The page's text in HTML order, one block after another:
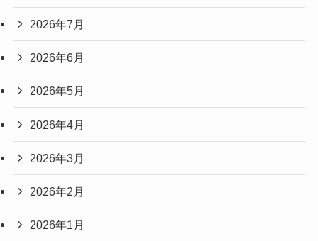
2026年7月
2026年6月
2026年5月
2026年4月
2026年3月
2026年2月
2026年1月